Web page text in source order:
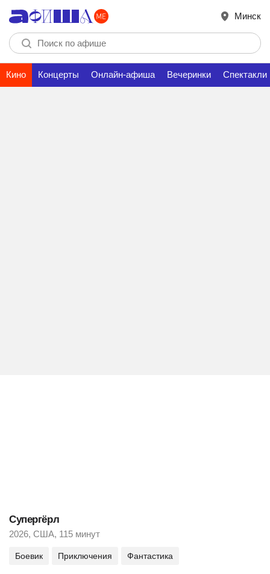
Минск
Кино Концерты Онлайн-афиша Вечеринки Спектакли
Супергёрл
2026, США, 115 минут
Боевик Приключения Фантастика